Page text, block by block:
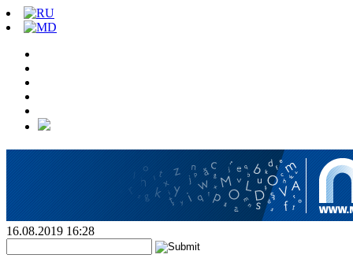
16.08.2019 16:28